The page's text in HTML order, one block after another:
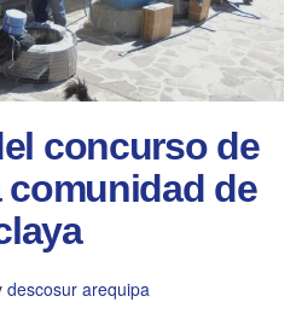
concurso de
comunidad de
descosur arequipa